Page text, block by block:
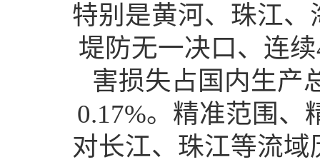
特别是黄河、珠江
堤防无一决口、连
害损失占国内生产
0.17%。精准范围
对长江、珠江等流